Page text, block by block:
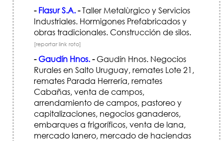
- Flasur S.A.-Taller Metalùrgico y Servicios
Industriales. Hormigones Prefabricados y
obras tradicionales. Construcción de silos.
[reportar link roto]
- Gaudín Hnos.-Gaudín Hnos. Negocios
Rurales en Salto Uruguay, remates Lote 21,
remates Parada Herrería, remates
Cabañas, venta de campos,
arrendamiento de campos, pastoreo y
capitalizaciones, negocios ganaderos,
embarques a frigoríficos, venta de lana,
mercado lanero, mercado de haciendas